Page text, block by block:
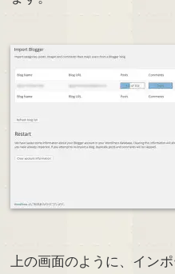
上の画面のように、イン